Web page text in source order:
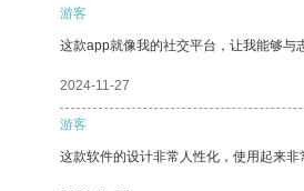
游客
这款app就像我的社交平台，让我能够与
2024-11-27
游客
这款软件的设计非常人性化，使用起来非